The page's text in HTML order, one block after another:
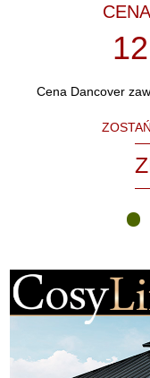
Cena Dancover